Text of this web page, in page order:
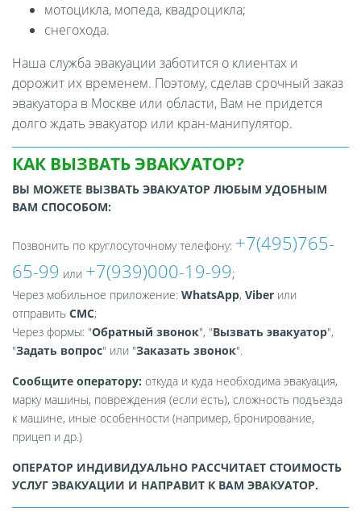
мотоцикла, мопеда, квадроцикла;
снегохода.
Наша служба эвакуации заботится о клиентах и
дорожит их временем. Поэтому, сделав срочный заказ
эвакуатора в Москве или области, Вам не придется
долго ждать эвакуатор или кран-манипулятор.
КАК ВЫЗВАТЬ ЭВАКУАТОР?
ВЫ МОЖЕТЕ ВЫЗВАТЬ ЭВАКУАТОР ЛЮБЫМ УДОБНЫМ
ВАМ СПОСОБОМ:
Позвонить по круглосуточному телефону: +7(495)765-
65-99 или +7(939)000-19-99;
Через мобильное приложение: WhatsApp, Viber или
отправить СМС;
Через формы: "Обратный звонок", "Вызвать эвакуатор",
"Задать вопрос" или "Заказать звонок".
Сообщите оператору: откуда и куда необходима эвакуация,
марку машины, повреждения (если есть), сложность подъезда
к машине, иные особенности (например, бронирование,
прицеп и др.)
ОПЕРАТОР ИНДИВИДУАЛЬНО РАССЧИТАЕТ СТОИМОСТЬ
УСЛУГ ЭВАКУАЦИИ И НАПРАВИТ К ВАМ ЭВАКУАТОР.